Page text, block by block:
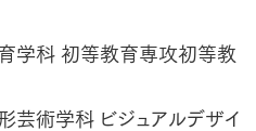
学科 初等教育専攻初等教
術学科 ビジュアルデザイ